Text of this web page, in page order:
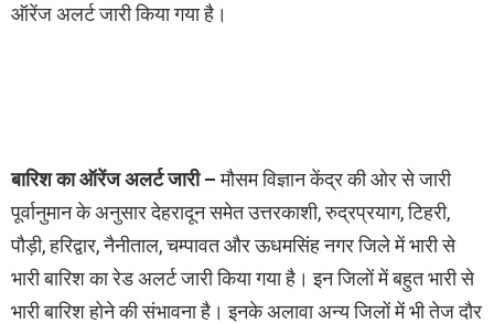
ऑरेंज अलर्ट जारी किया गया है।
बारिश का ऑरेंज अलर्ट जारी –मौसम विज्ञान केंद्र की ओर से जारी
पूर्वानुमान के अनुसार देहरादून समेत उत्तरकाशी, रुद्रप्रयाग, टिहरी,
पौड़ी, हरिद्वार, नैनीताल, चम्पावत और ऊधमसिंह नगर जिले में भारी से
भारी बारिश का रेड अलर्ट जारी किया गया है। इन जिलों में बहुत भारी से
भारी बारिश होने की संभावना है। इनके अलावा अन्य जिलों में भी तेज दौर